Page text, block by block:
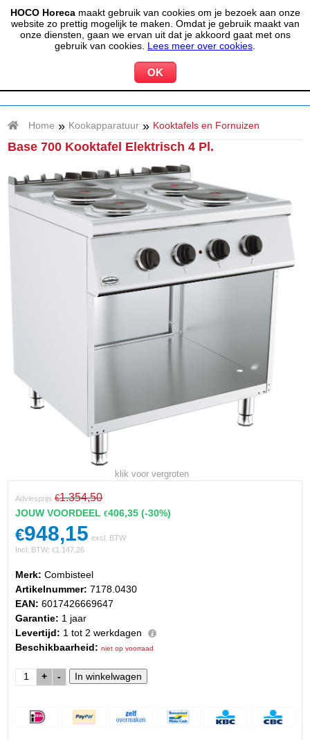
HOCO Horecamaakt gebruik van cookies om je bezoek aan onze
website zo prettig mogelijk te maken. Omdat je gebruik maakt van
onze diensten, gaan we ervan uit dat je akkoord gaat met ons
gebruik van cookies. Lees meer over cookies
(020) 497 6325 info@hocohoreca.nl
MIJN ACCOUNT 0 WINKELWAGEN
Home » Kookapparatuur » Kooktafels en Fornuizen
Base 700 Kooktafel Elektrisch 4 Pl.
klik voor vergroten
Adviesprijs €1.354,50
JOUW VOORDEEL€406,35 (-30%)
€948,15 excl. BTW
Incl. BTW:€1.147,26
Merk: Combisteel
Artikelnummer: 7178.0430
EAN: 6017426669647
Garantie: 1 jaar
Levertijd: 1 tot 2 werkdagen
Beschikbaarheid: niet op voorraad
+ -